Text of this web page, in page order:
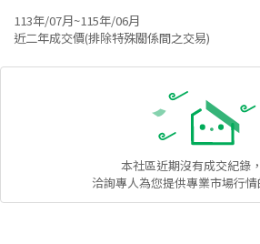
113年/07月~115年/06月
近二年成交價(排除特殊關係間之交易)
本社區近期沒有成交紀錄
洽詢專人為您提供專業市場行情